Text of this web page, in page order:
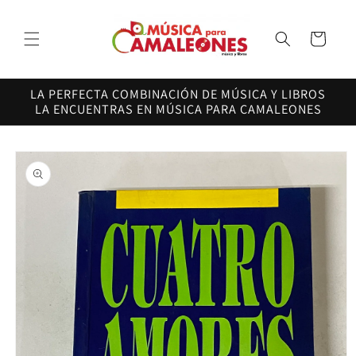
al contenido
Carrito
LA PERFECTA COMBINACIÓN DE MÚSICA Y LIBROS
LA ENCUENTRAS EN MÚSICA PARA CAMALEONES
directamente
a la
información
del producto